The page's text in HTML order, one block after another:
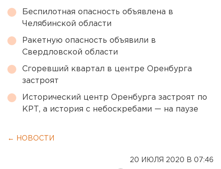
Беспилотная опасность объявлена в
Челябинской области
Ракетную опасность объявили в
Свердловской области
Сгоревший квартал в центре Оренбурга
застроят
Исторический центр Оренбурга застроят по
КРТ, а история с небоскребами — на паузе
← НОВОСТИ
20 ИЮЛЯ 2020 В 07:46